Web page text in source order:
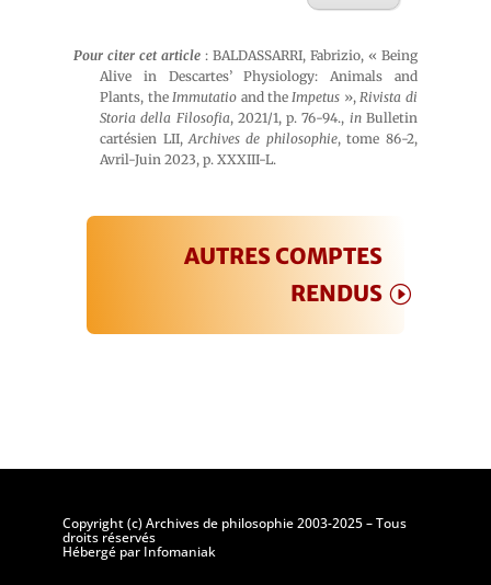
Pour citer cet article : BALDASSARRI, Fabrizio, « Being
Alive in Descartes’ Physiology: Animals and
Plants, theImmutatio and theImpetus »,Rivista di
Storia della Filosofia, 2021/1, p. 76-94., inBulletin
cartésien LII,Archives de philosophie, tome 86-2,
Avril-Juin 2023, p. XXXIII-L.
AUTRES COMPTES
RENDUS
Copyright (c) Archives de philosophie 2003-2025 – Tous
droits réservés
Hébergé par Infomaniak